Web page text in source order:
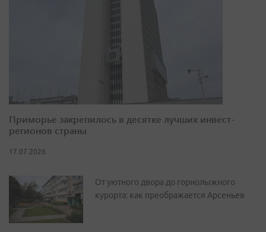
Приморье закрепилось в десятке лучших инвест-
регионов страны
17.07.2026
От уютного двора до горнолыжного
курорта: как преображается Арсеньев